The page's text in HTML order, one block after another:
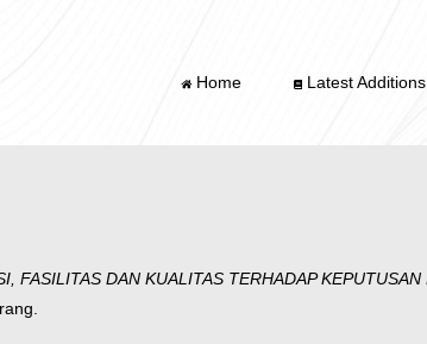
Home Latest Additions
FASILITAS DAN KUALITAS TERHADAP